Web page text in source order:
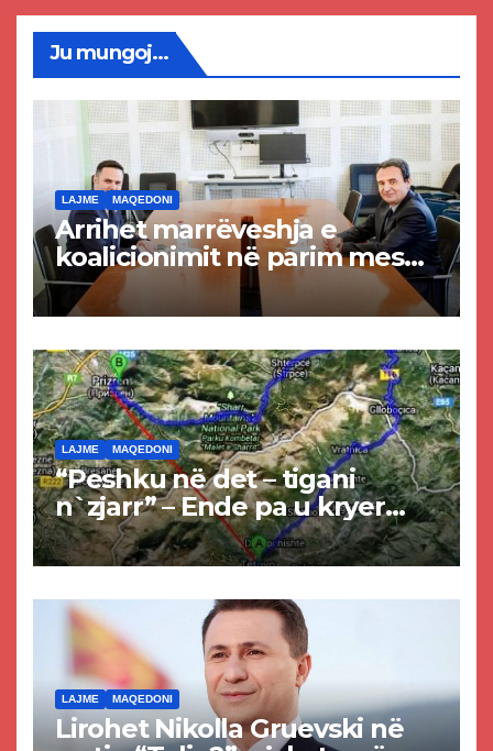
Ju mungoj...
LAJME MAQEDONI
Arrihet marrëveshja e
koalicionimit në parim mes
Kurtit dhe Abdixhikut
LAJME MAQEDONI
“Peshku në det – tigani
n`zjarr” – Ende pa u kryer
projekti i tunelit, komuna e
Tetovës nis punimet për
LAJME MAQEDONI
Lirohet Nikolla Gruevski në